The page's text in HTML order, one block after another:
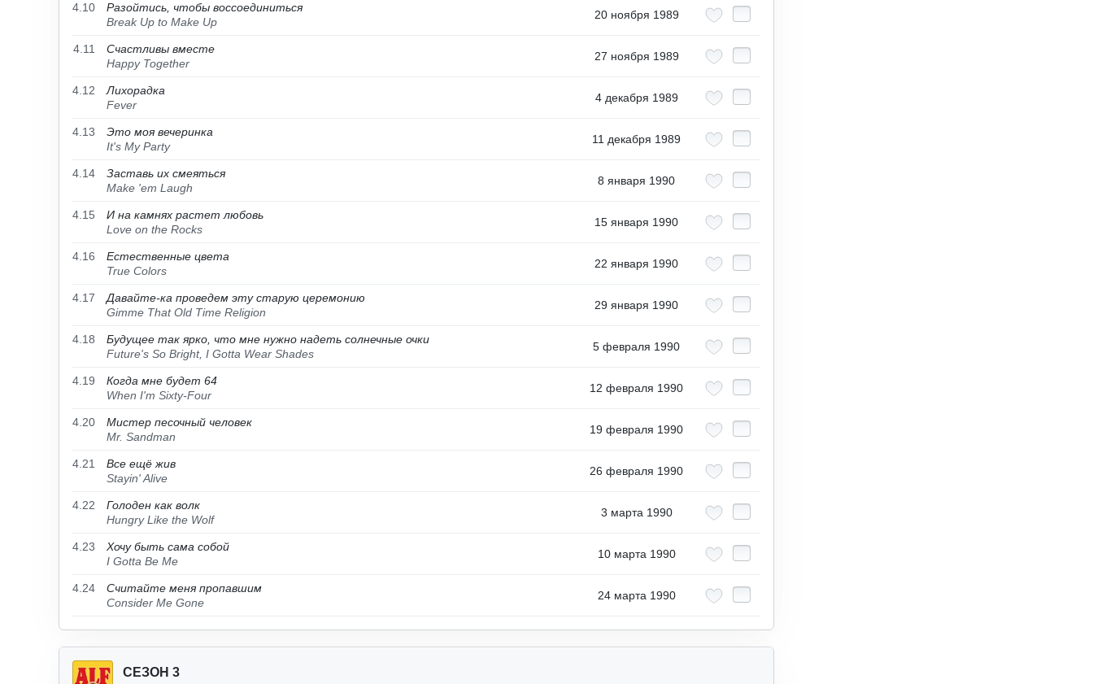
4.10
Разойтись, чтобы воссоединиться
Break Up to Make Up
20 ноября 1989
4.11
Счастливы вместе
Happy Together
27 ноября 1989
4.12
Лихорадка
Fever
4 декабря 1989
4.13
Это моя вечеринка
It's My Party
11 декабря 1989
4.14
Заставь их смеяться
Make 'em Laugh
8 января 1990
4.15
И на камнях растет любовь
Love on the Rocks
15 января 1990
4.16
Естественные цвета
True Colors
22 января 1990
4.17
Давайте-ка проведем эту старую церемонию
Gimme That Old Time Religion
29 января 1990
4.18
Будущее так ярко, что мне нужно надеть солнечные очки
Future's So Bright, I Gotta Wear Shades
5 февраля 1990
4.19
Когда мне будет 64
When I'm Sixty-Four
12 февраля 1990
4.20
Мистер песочный человек
Mr. Sandman
19 февраля 1990
4.21
Все ещё жив
Stayin' Alive
26 февраля 1990
4.22
Голоден как волк
Hungry Like the Wolf
3 марта 1990
4.23
Хочу быть сама собой
I Gotta Be Me
10 марта 1990
4.24
Считайте меня пропавшим
Consider Me Gone
24 марта 1990
СЕЗОН 3